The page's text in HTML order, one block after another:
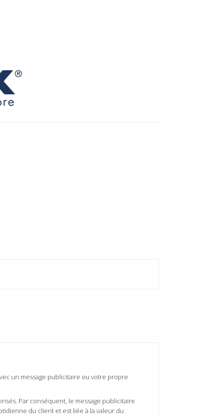
un message publicitaire ou votre propre
Par conséquent, le message publicitaire
du client et est liée à la valeur du